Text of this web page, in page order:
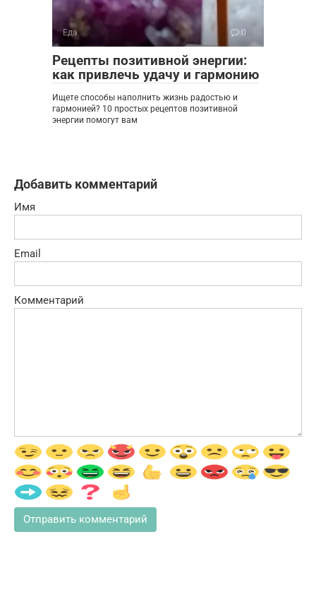
Еда 0
Рецепты позитивной энергии:
как привлечь удачу и гармонию
Ищете способы наполнить жизнь радостью и
гармонией? 10 простых рецептов позитивной
энергии помогут вам
Добавить комментарий
Имя
Email
Комментарий